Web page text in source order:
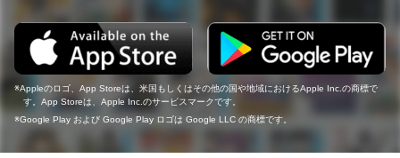
Appleのロゴ、App Storeは、米国もしくはその他の国や地域におけるApple Inc.の商標で
す。App Storeは、Apple Inc.のサービスマークです。
Google Play および Google Play ロゴは Google LLC の商標です。